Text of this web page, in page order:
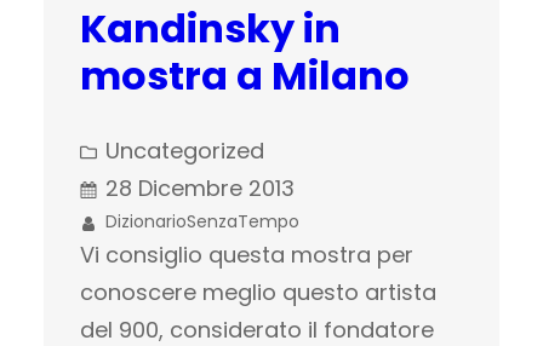
Kandinsky in
mostra a Milano
Uncategorized
28 Dicembre 2013
DizionarioSenzaTempo
Vi consiglio questa mostra per
conoscere meglio questo artista
del 900, considerato il fondatore